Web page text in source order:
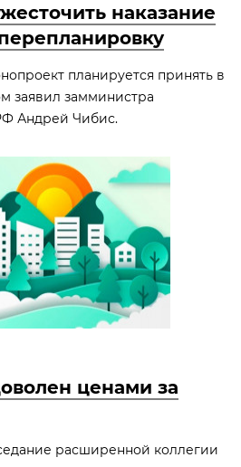
наказание
планируется принять в
заявил замминистра
Андрей Чибис.
ценами за
расширенной коллегии